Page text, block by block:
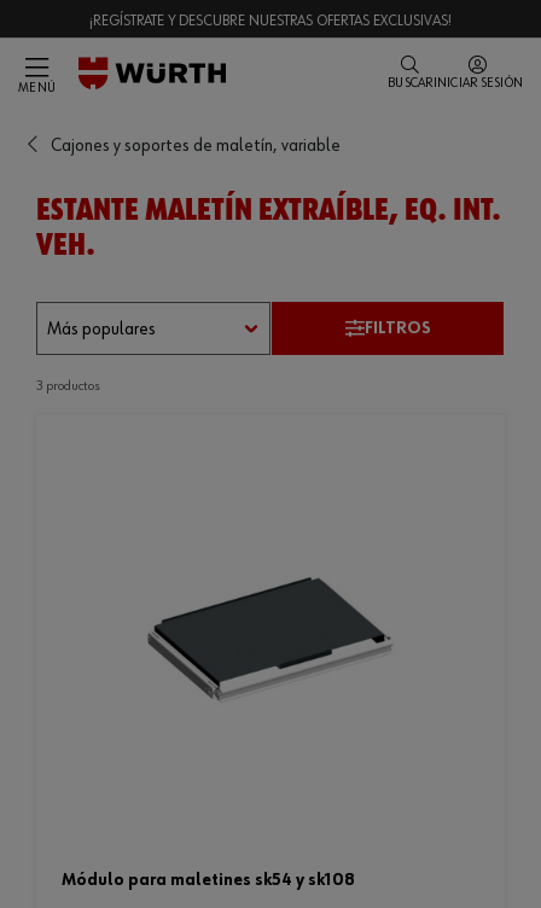
¡REGÍSTRATE Y DESCUBRE NUESTRAS OFERTAS EXCLUSIVAS!
MENÚ BUSCAR INICIAR SESIÓN
Cajones y soportes de maletín, variable
ESTANTE MALETÍN EXTRAÍBLE, EQ. INT.
VEH.
FILTROS
3 productos
módulo para maletines sk54 y sk108